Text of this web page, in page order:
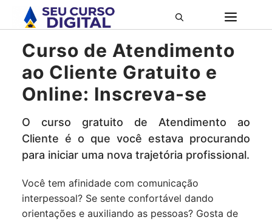
para
conteúdoCurso de Atendimento
ao Cliente Gratuito e
Online: Inscreva-se
O curso gratuito de Atendimento ao
Cliente é o que você estava procurando
para iniciar uma nova trajetória profissional.
Você tem afinidade com comunicação
interpessoal? Se sente confortável dando
orientações e auxiliando as pessoas? Gosta de